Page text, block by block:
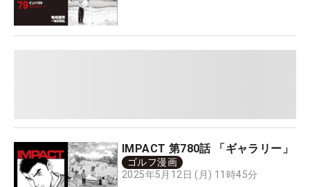
IMPACT 第780話 「ギャラリー」
ゴルフ漫画
2025年5月12日 (月) 11時45分